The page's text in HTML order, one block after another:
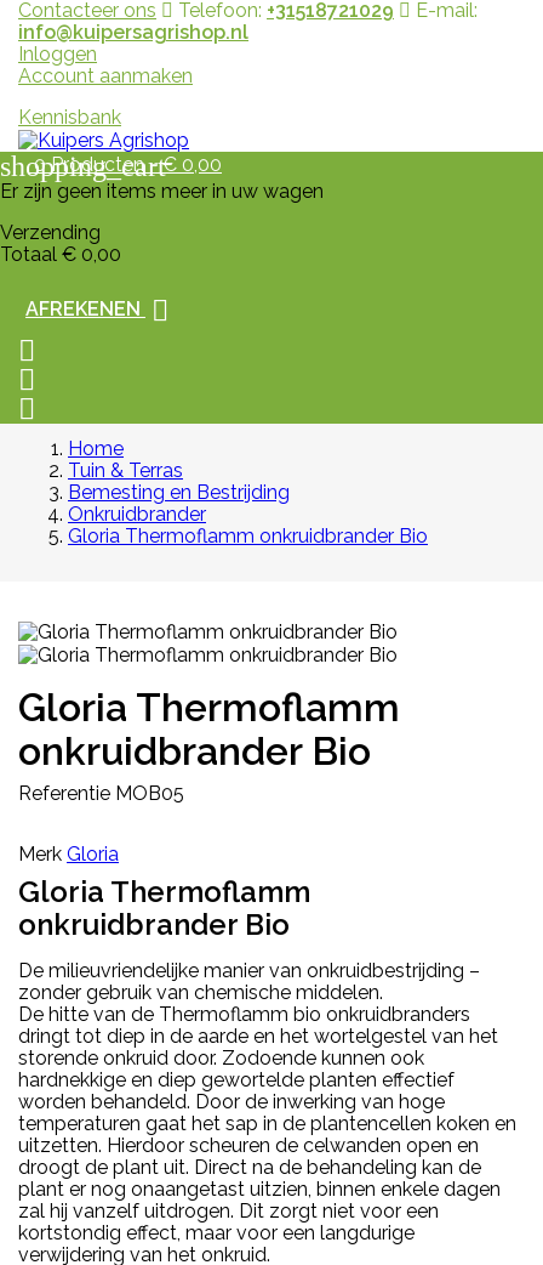
Contacteer ons Telefoon: +31518721029
E-mail:
info@kuipersagrishop.nl
Inloggen
Account aanmaken
Kennisbank
shopping_cart
0Producten - € 0,00
Er zijn geen items meer in uw wagen
Verzending
Totaal € 0,00
AFREKENEN




Home
Tuin & Terras
Bemesting en Bestrijding
Onkruidbrander
Gloria Thermoflamm onkruidbrander Bio
Gloria Thermoflamm
onkruidbrander Bio
Referentie MOB05
Merk Gloria
Gloria Thermoflamm
onkruidbrander Bio
De milieuvriendelijke manier van onkruidbestrijding –
zonder gebruik van chemische middelen.
De hitte van de Thermoflamm bio onkruidbranders
dringt tot diep in de aarde en het wortelgestel van het
storende onkruid door. Zodoende kunnen ook
hardnekkige en diep gewortelde planten effectief
worden behandeld. Door de inwerking van hoge
temperaturen gaat het sap in de plantencellen koken en
uitzetten. Hierdoor scheuren de celwanden open en
droogt de plant uit. Direct na de behandeling kan de
plant er nog onaangetast uitzien, binnen enkele dagen
zal hij vanzelf uitdrogen. Dit zorgt niet voor een
kortstondig effect, maar voor een langdurige
verwijdering van het onkruid.